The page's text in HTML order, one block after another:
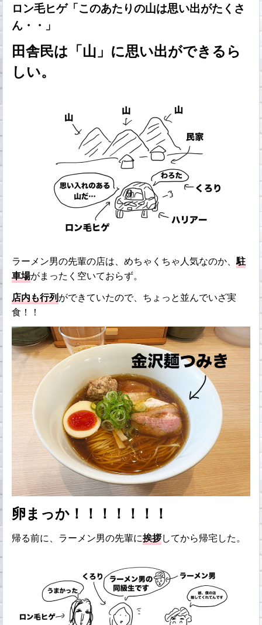
ロン毛ヒゲ「このあたりの山は思い出がたくさ
ん・・」
田舎民は「山」に思い出ができるら
しい。
ラーメン男の先輩の店は、めちゃくちゃ人気なのか、駐
車場がまったく空いておらず。
店内も行列ができていたので、ちょっと並んでいざ実
食！！
卵まっか！！！！！！！
帰る前に、ラーメン男の先輩に挨拶してから帰宅した。